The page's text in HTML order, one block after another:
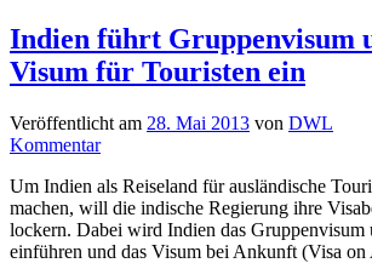
Indien führt Gruppenvisum
Visum für Touristen ein
Veröffentlicht am 28. Mai 2013 von DWL
Kommentar
Um Indien als Reiseland für ausländische
machen, will die indische Regierung ihre
lockern. Dabei wird Indien das Gruppenvisum
einführen und das Visum bei Ankunft (Visa